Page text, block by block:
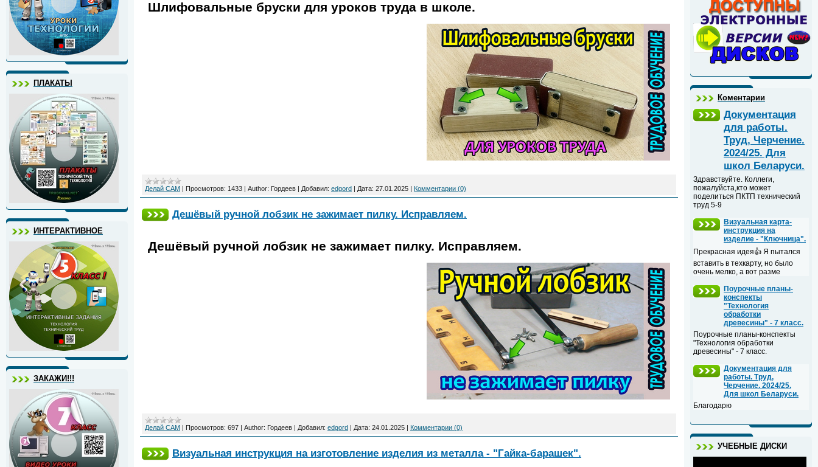
ПЛАКАТЫ
ИНТЕРАКТИВНОЕ
ЗАКАЖИ!!!
Шлифовальные бруски для уроков труда в школе.
Делай САМ | Просмотров: 1433 | Author: Гордеев | Добавил: edgord | Дата: 27.01.2025 | Комментарии (0)
Дешёвый ручной лобзик не зажимает пилку. Исправляем.
Дешёвый ручной лобзик не зажимает пилку. Исправляем.
Делай САМ | Просмотров: 697 | Author: Гордеев | Добавил: edgord | Дата: 24.01.2025 | Комментарии (0)
Визуальная инструкция на изготовление изделия из металла - "Гайка-барашек".
Коментарии
Документация
для работы.
Труд, Черчение.
2024/25. Для
школ Беларуси.
Здравствуйте. Коллеги,
пожалуйста,кто может
поделиться ПКТП технический
труд 5-9
Визуальная карта-
инструкция на
изделие - "Ключница".
Прекрасная идея👍 Я пытался
вставить в техкарту, но было
очень мелко, а вот разме
Поурочные планы-
конспекты
"Технология
обработки
древесины" - 7 класс.
Поурочные планы-конспекты
"Технология обработки
древесины" - 7 класс.
Документация для
работы. Труд,
Черчение. 2024/25.
Для школ Беларуси.
Благодарю
УЧЕБНЫЕ ДИСКИ